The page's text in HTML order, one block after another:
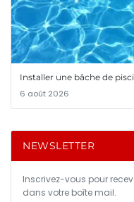
Installer une bâche de
6 août 2026
NEWSLETTER
Inscrivez-vous pour
dans votre boîte mail.